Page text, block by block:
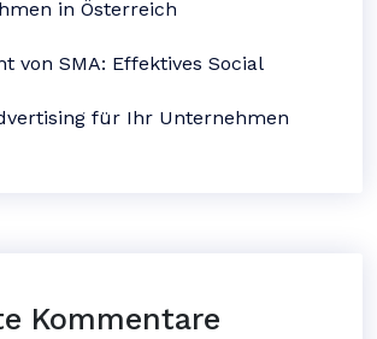
in Österreich
von SMA: Effektives Social
für Ihr Unternehmen
Kommentare